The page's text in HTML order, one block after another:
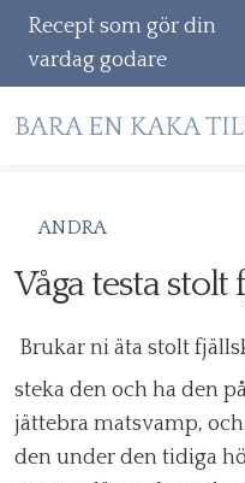
Recept som gör din
vardag godare
till
innehåll
Sök
efter:
ANDRA
Våga testa
Brukar ni äta stolt
steka den och ha den
jättebra matsvamp,
den under den tidiga